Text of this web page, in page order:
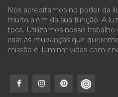
Nós acreditamos no poder da
muito além da sua função. A
toca. Utilizamos nosso
criar as mudanças que
missão é iluminar vidas com